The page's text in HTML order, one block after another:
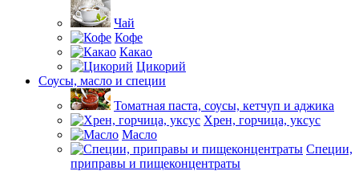
Чай
Кофе
Какао
Цикорий
Соусы, масло и специи
Томатная паста, соусы, кетчуп и аджика
Хрен, горчица, уксус
Масло
Специи,
приправы и пищеконцентраты